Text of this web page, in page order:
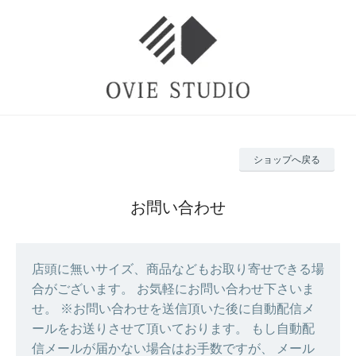
ショップへ戻る
お問い合わせ
店頭に無いサイズ、商品などもお取り寄せできる場
合がございます。 お気軽にお問い合わせ下さいま
せ。 ※お問い合わせを送信頂いた後に自動配信メ
ールをお送りさせて頂いております。 もし自動配
信メールが届かない場合はお手数ですが、 メール